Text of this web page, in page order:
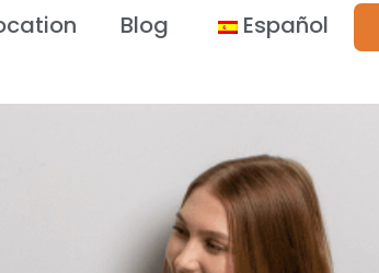
Blog Español